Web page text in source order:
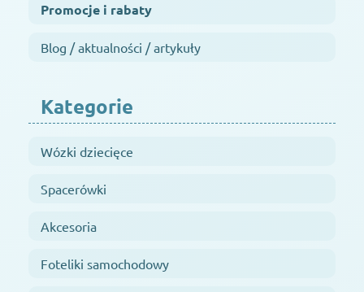
Promocje i rabaty
Blog / aktualności / artykuły
Kategorie
Wózki dziecięce
Spacerówki
Akcesoria
Foteliki samochodowy